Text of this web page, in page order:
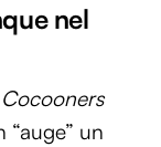
nel
Cocooners
un